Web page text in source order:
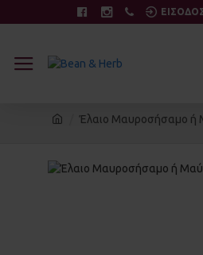
Έλαιο Μαυροσήσαμο ή